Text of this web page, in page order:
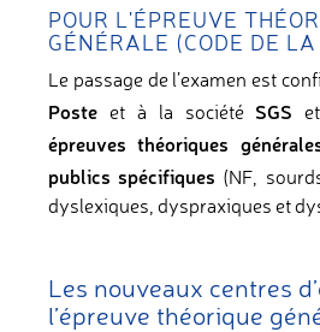
POUR L'ÉPREUVE
GÉNÉRALE (CODE DE LA
Le passage de l’examen est
Poste et à la société SGS
épreuves théoriques
publics spécifiques (NF,
dyslexiques, dyspraxiques et
Les nouveaux centres
l’épreuve théorique